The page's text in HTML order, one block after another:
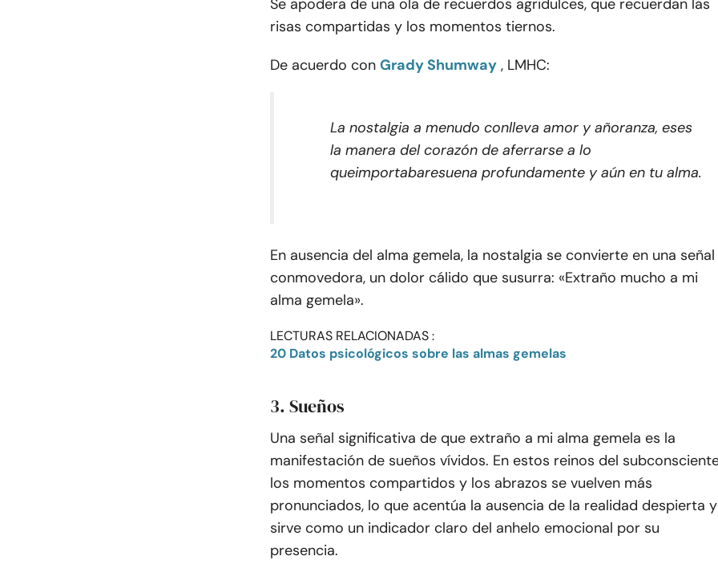
Se apodera de una ola de recuerdos agridulces, que recuerdan las
risas compartidas y los momentos tiernos.
De acuerdo con Grady Shumway , LMHC:
La nostalgia a menudo conlleva amor y añoranza, eses
la manera del corazón de aferrarse a lo
queimportabaresuena profundamente y aún en tu alma.
En ausencia del alma gemela, la nostalgia se convierte en una señal
conmovedora, un dolor cálido que susurra: «Extraño mucho a mi
alma gemela».
LECTURAS RELACIONADAS :
20 Datos psicológicos sobre las almas gemelas
3. Sueños
Una señal significativa de que extraño a mi alma gemela es la
manifestación de sueños vívidos. En estos reinos del
los momentos compartidos y los abrazos se vuelven más
pronunciados, lo que acentúa la ausencia de la realidad despierta y
sirve como un indicador claro del anhelo emocional por su
presencia.